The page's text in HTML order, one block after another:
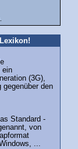
ein
(3G),
gegenüber den
Standard -
von
...